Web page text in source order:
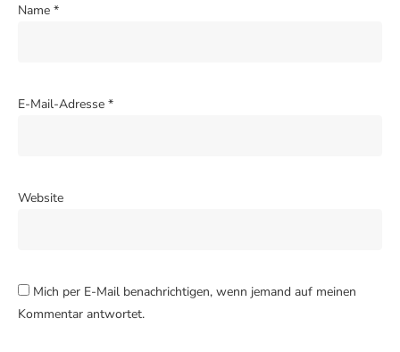
Name *
E-Mail-Adresse *
Website
Mich per E-Mail benachrichtigen, wenn jemand auf meinen
Kommentar antwortet.